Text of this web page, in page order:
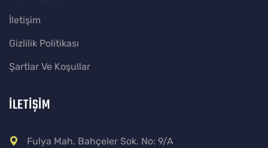
İletişim
Gizlilik Politikası
Şartlar Ve Koşullar
İLETİŞİM
Fulya Mah. Bahçeler Sok. No: 9/A